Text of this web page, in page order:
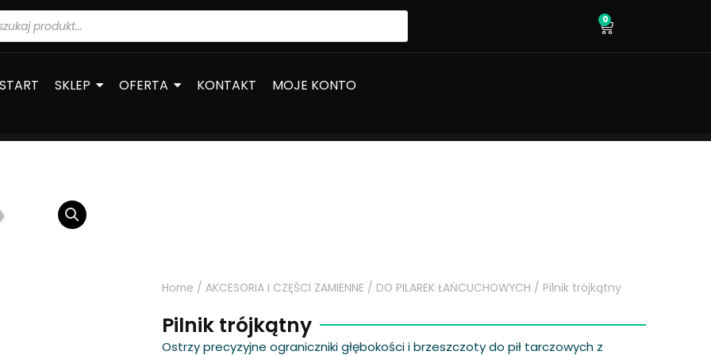
0 wózek
START SKLEP OFERTA KONTAKT MOJE KONTO
Home / AKCESORIA I CZĘŚCI ZAMIENNE / DO PILAREK ŁAŃCUCHOWYCH / Pilnik trójkątny
Pilnik trójkątny
Ostrzy precyzyjne ograniczniki głębokości i brzeszczoty do pił tarczowych z